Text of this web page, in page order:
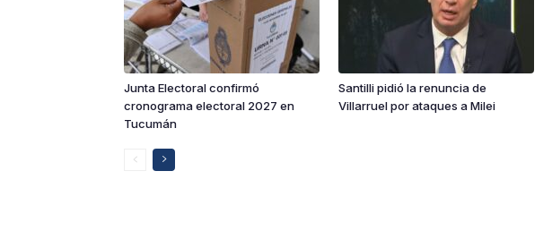
Junta Electoral confirmó
cronograma electoral 2027 en
Tucumán
Santilli pidió la renuncia de
Villarruel por ataques a Milei